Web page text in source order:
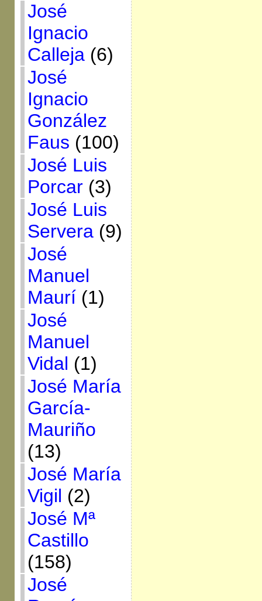
José
Ignacio
Calleja(6)
José
Ignacio
González
Faus (100)
José Luis
Porcar(3)
José Luis
Servera(9)
José
Manuel
Maurí(1)
José
Manuel
Vidal (1)
José María
García-
Mauriño
(13)
José María
Vigil (2)
José Mª
Castillo
(158)
José